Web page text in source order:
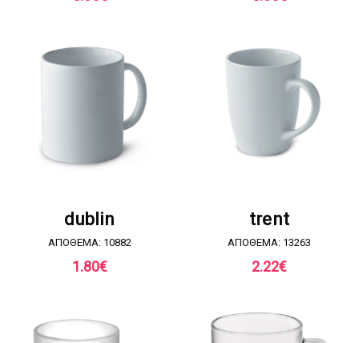
dublin
ΑΠΟΘΕΜΑ: 10882
1.80€
trent
ΑΠΟΘΕΜΑ: 13263
2.22€